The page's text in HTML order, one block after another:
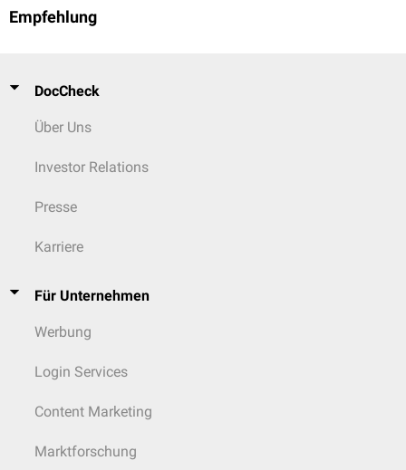
Empfehlung
DocCheck
Über Uns
Investor Relations
Presse
Karriere
Für Unternehmen
Werbung
Login Services
Content Marketing
Marktforschung